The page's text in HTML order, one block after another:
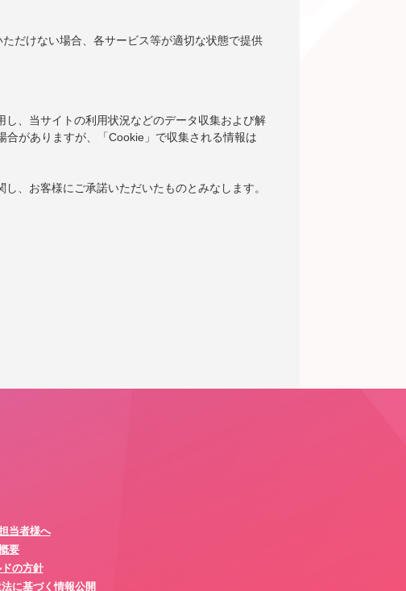
だけない場合、各サービス等が適切な状態で提供
、当サイトの利用状況などのデータ収集および解
がありますが、「Cookie」で収集される情報は
、お客様にご承諾いただいたものとみなします。
当者様へ
要
の方針
に基づく情報公開